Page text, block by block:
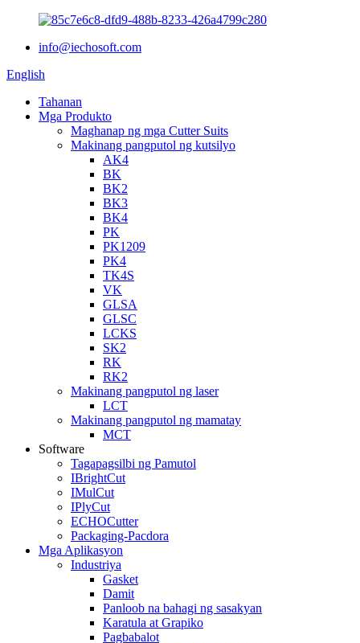
info@iechosoft.com
English
Tahanan
Mga Produkto
Maghanap ng mga Cutter Suits
Makinang pangputol ng kutsilyo
AK4
BK
BK2
BK3
BK4
PK
PK1209
PK4
TK4S
VK
GLSA
GLSC
LCKS
SK2
RK
RK2
Makinang pangputol ng laser
LCT
Makinang pangputol ng mamatay
MCT
Software
Tagapagsilbi ng Pamutol
IBrightCut
IMulCut
IPlyCut
ECHOCutter
Packaging-Pacdora
Mga Aplikasyon
Industriya
Gasket
Damit
Panloob na bahagi ng sasakyan
Karatula at Grapiko
Pagbabalot